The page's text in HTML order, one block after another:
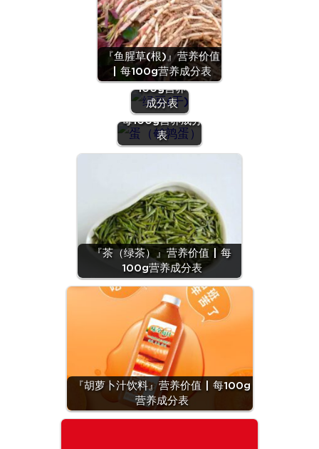
『鱼腥草(根)』营养价值
| 每100g营养成分表
『绿豆
(干)』营养
价值 | 每
100g营养
成分表
『蛋（鹌鹑
蛋）』营养价值 |
每100g营养成分
表
『茶（绿茶）』营养价值 | 每
100g营养成分表
『胡萝卜汁饮料』营养价值 | 每100g
营养成分表